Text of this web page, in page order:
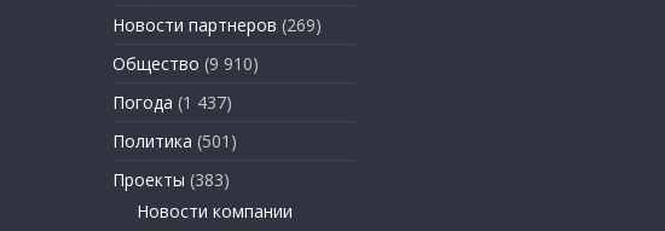
Новости партнеров (269)
Общество (9 910)
Погода (1 437)
Политика (501)
Проекты (383)
Новости компании